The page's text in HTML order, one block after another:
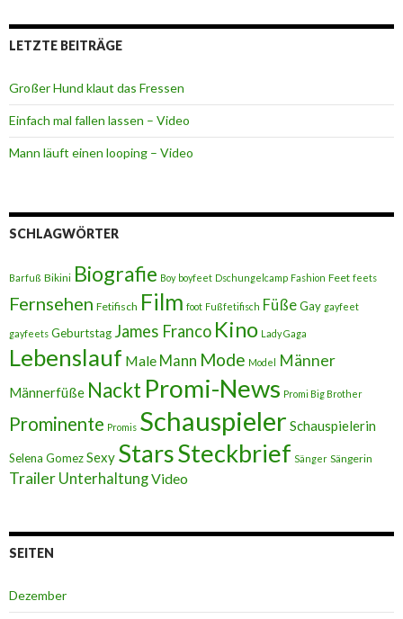
LETZTE BEITRÄGE
Großer Hund klaut das Fressen
Einfach mal fallen lassen – Video
Mann läuft einen looping – Video
SCHLAGWÖRTER
Barfuß Bikini Biografie Boy boyfeet Dschungelcamp Fashion Feet feets
Fernsehen Fetifisch Film foot Fußfetifisch FüßeGay gayfeet
gayfeets Geburtstag James Franco Kino Lady Gaga
Lebenslauf Male Mann Mode Model Männer
Männerfüße Nackt Promi-News Promi Big Brother
Prominente Promis Schauspieler Schauspielerin
Selena GomezSexy StarsSteckbrief Sänger Sängerin
Trailer UnterhaltungVideo
SEITEN
Dezember